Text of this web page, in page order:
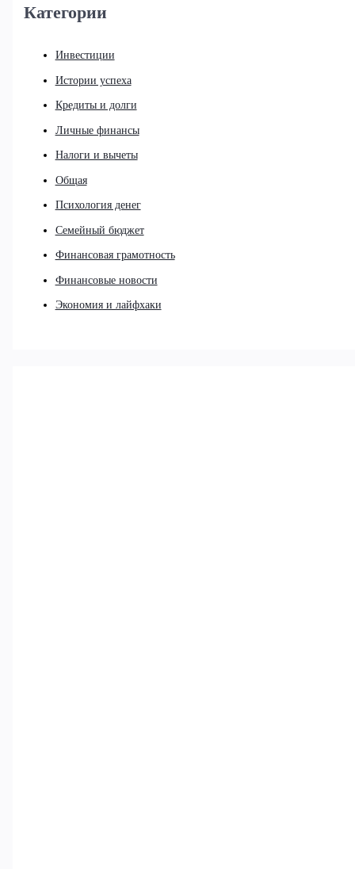
Категории
Инвестиции
Истории успеха
Кредиты и долги
Личные финансы
Налоги и вычеты
Общая
Психология денег
Семейный бюджет
Финансовая грамотность
Финансовые новости
Экономия и лайфхаки